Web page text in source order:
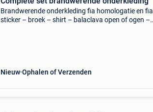
Brandwerende onderkleding fia homologatie en fia
sticker – broek – shirt – balaclava open of ogen –
Nieuw Ophalen of Verzenden